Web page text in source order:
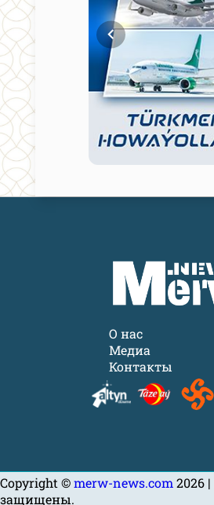
О нас
Медиа
Контакты
Copyright ©merw-news.com 2026
защищены.